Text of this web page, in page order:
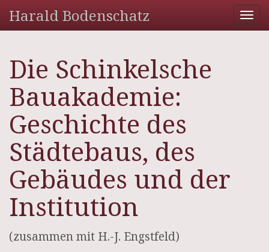
Harald Bodenschatz
Die Schinkelsche
Bauakademie:
Geschichte des
Städtebaus, des
Gebäudes und der
Institution
(zusammen mit H.-J. Engstfeld)